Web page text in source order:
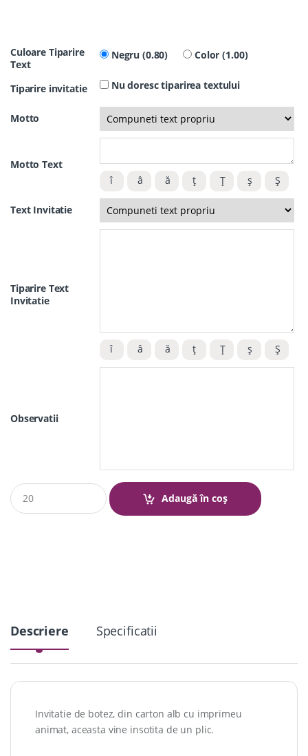
Culoare Tiparire
Text
Negru (0.80) Color (1.00)
Tiparire invitatie Nu doresc tiparirea textului
Motto
Motto Text
Text Invitatie
Tiparire Text
Invitatie
Observatii
Q
u
a
Adaugă în coș
Descriere Specificatii
Invitatie de botez, din carton alb cu imprimeu
animat, aceasta vine insotita de un plic.